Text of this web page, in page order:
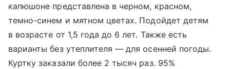
капюшоне представлена в черном, красном,
темно-синем и мятном цветах. Подойдет детям
в возрасте от 1,5 года до 6 лет. Также есть
варианты без утеплителя — для осенней погоды.
Куртку заказали более 2 тысяч раз. 95%